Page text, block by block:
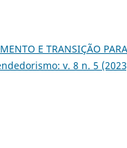
E TRANSIÇÃO PARA
v. 8 n. 5